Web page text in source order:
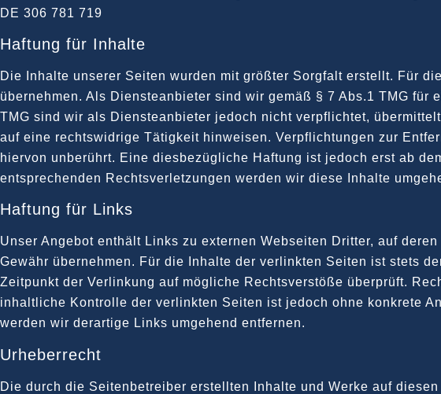
DE 306 781 719
Haftung für Inhalte
Die Inhalte unserer Seiten wurden mit größter Sorgfalt erstellt. Für
übernehmen. Als Diensteanbieter sind wir gemäß § 7 Abs.1 TMG
TMG sind wir als Diensteanbieter jedoch nicht verpflichtet,
auf eine rechtswidrige Tätigkeit hinweisen. Verpflichtungen zur
hiervon unberührt. Eine diesbezügliche Haftung ist jedoch erst ab
entsprechenden Rechtsverletzungen werden wir diese Inhalte
Haftung für Links
Unser Angebot enthält Links zu externen Webseiten Dritter, auf
Gewähr übernehmen. Für die Inhalte der verlinkten Seiten ist stets
Zeitpunkt der Verlinkung auf mögliche Rechtsverstöße überprüft.
inhaltliche Kontrolle der verlinkten Seiten ist jedoch ohne konkrete
werden wir derartige Links umgehend entfernen.
Urheberrecht
Die durch die Seitenbetreiber erstellten Inhalte und Werke auf